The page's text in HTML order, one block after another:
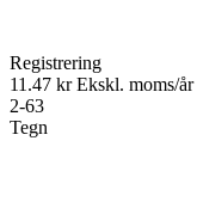
Registrering
11.47 krEkskl. moms/år
2-63
Tegn